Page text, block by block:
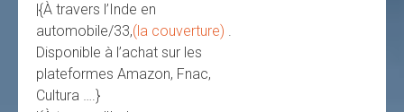
|{À travers l’Inde en
automobile/33,(la couverture) .
Disponible à l’achat sur les
plateformes Amazon, Fnac,
Cultura ….}